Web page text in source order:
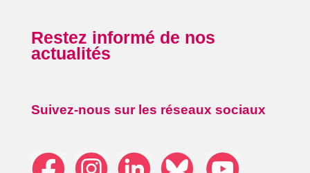
Restez informé de nos
actualités
Suivez-nous sur les réseaux sociaux